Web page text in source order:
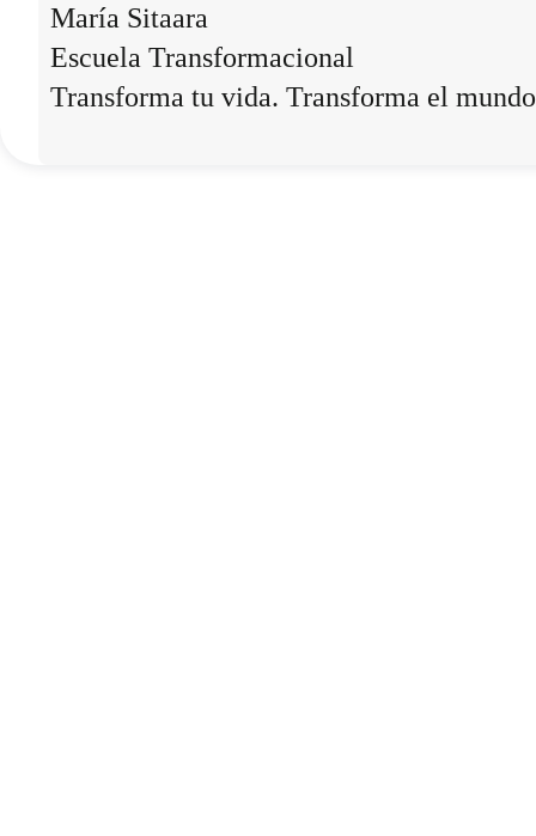
María Sitaara
Escuela Transformacional
Transforma tu vida. Transforma el